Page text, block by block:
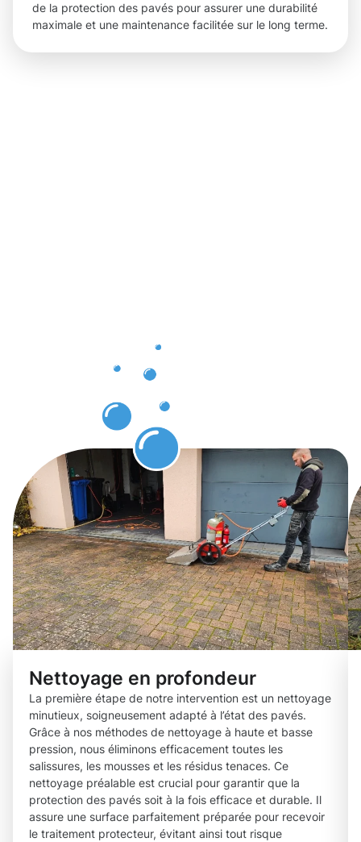
de la protection des pavés pour assurer une durabilité
maximale et une maintenance facilitée sur le long terme.
Nettoyage en profondeur
La première étape de notre intervention est un nettoyage
minutieux, soigneusement adapté à l’état des pavés.
Grâce à nos méthodes de nettoyage à haute et basse
pression, nous éliminons efficacement toutes les
salissures, les mousses et les résidus tenaces. Ce
nettoyage préalable est crucial pour garantir que la
protection des pavés soit à la fois efficace et durable. Il
assure une surface parfaitement préparée pour recevoir
le traitement protecteur, évitant ainsi tout risque